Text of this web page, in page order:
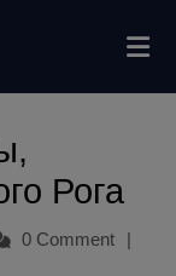
Рога
0 Comment
|